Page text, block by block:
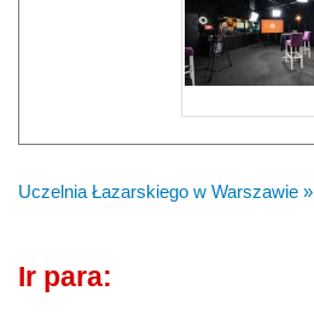
Uczelnia Łazarskiego w Warszawie »
Ir para: